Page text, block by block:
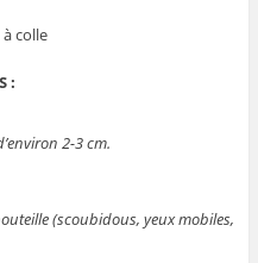
colle
:
2-3 cm.
(scoubidous, yeux mobiles,